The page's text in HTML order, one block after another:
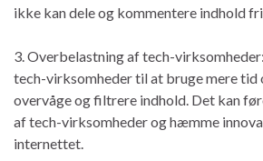
ikke kan dele og kommentere indhold
3. Overbelastning af tech-
tech-virksomheder til at bruge mere tid
overvåge og filtrere indhold. Det kan
af tech-virksomheder og hæmme
internettet.